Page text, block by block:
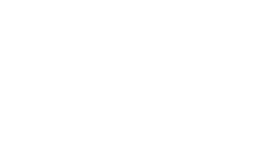
дороже. Почему в
расти цены на